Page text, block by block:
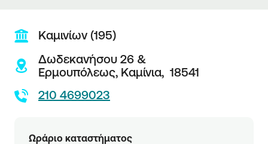
Καμινίων (195)
Δωδεκανήσου 26 &
Ερμουπόλεως, Καμίνια, 18541
210 4699023
Ωράριο καταστήματος